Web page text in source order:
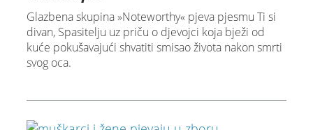
Glazbena skupina »Noteworthy« pjeva pjesmu Ti si
divan, Spasitelju uz priču o djevojci koja bježi od
kuće pokušavajući shvatiti smisao života nakon smrti
svog oca.